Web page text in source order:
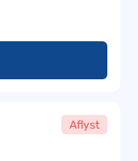
Aflyst